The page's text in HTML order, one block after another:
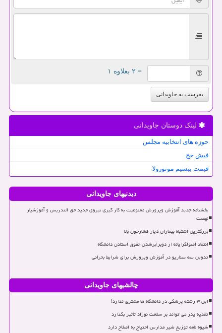
= ۲ بعلاوه ۱
بفرست به جاویدانی
لینک دوستان جاویدانی
حوزه های انتخابیه مجلس
فیش حج
قیمت بیسیم موتورولا
دیدنیهای جاویدانی
بخشنامه جدید آموزش وپرورش ممنوعیت به کار گیری نیروی جدید حق التدریس و آموزشیار
نهضت
بزرگترین اشتباه بیماران دچار فشارخون بالا
انتقاد اصولگرایانه از دوبرابرشدن حقوق استادن دانشگاه
تدوین سه سناریو در آموزش وپرورش برای شرایط بحرانی
چالشیهای جاویدانی
این ۳ رشته پزشکی در دانشگاه ها مشتری ندارد!
تغذیه پدر می تواند بر سلامت نوزاد تأثیر بگذارد
شیوه نامه توزیع شیر مدارس احتیاج به اصلاح دارد